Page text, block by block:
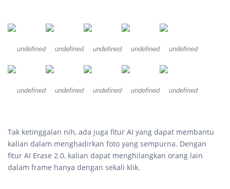
undefined undefined undefined undefined undefined
undefined undefined undefined undefined undefined
Tak ketinggalan nih, ada juga fitur AI yang dapat membantu
kalian dalam menghadirkan foto yang sempurna. Dengan
fitur AI Erase 2.0, kalian dapat menghilangkan orang lain
dalam frame hanya dengan sekali klik.